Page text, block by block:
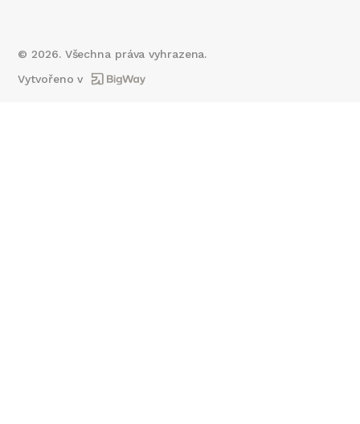
© 2026. Všechna práva vyhrazena.
Vytvořeno v